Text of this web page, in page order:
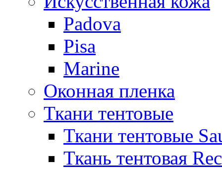
Padova
Pisa
Marine
Оконная пленка
Ткани тентовые
Ткани тентовые
Ткань тентовая